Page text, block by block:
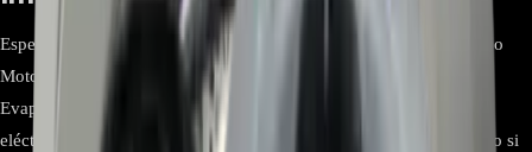
Especificación Detalle Marca LG Modelo / P/N EAU62064602 Tipo
Motor de ventilador para unidad interior (evaporadora) Ubicación
Evaporadora del aire acondicionado tipo split LG Especificación
eléctrica Según etiqueta del motor y modelo del equipo; instale solo si